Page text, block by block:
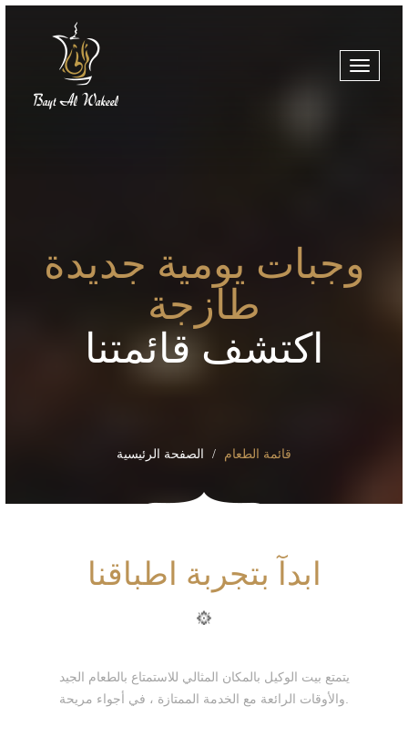
Toggle
وجبات يومية جديدة
طازجة
اكتشف قائمتنا
الصفحة الرئيسية قائمة الطعام
ابدآ بتجربة اطباقنا
يتمتع بيت الوكيل بالمكان المثالي للاستمتاع بالطعام الجيد